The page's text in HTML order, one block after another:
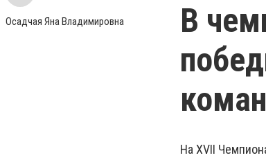
Осадчая Яна Владимировна
В
На ХVII